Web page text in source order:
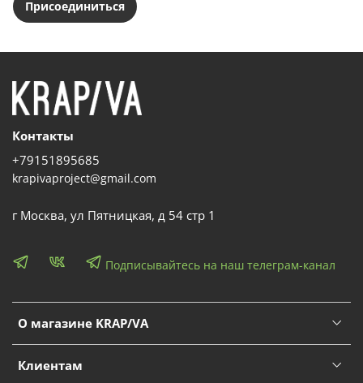
Присоединиться
О магазине KRAP/VA
Клиентам
Контакты
+79151895685
krapivaproject@gmail.com
г Москва, ул Пятницкая, д 54 стр 1
Подписывайтесь на наш телеграм-канал